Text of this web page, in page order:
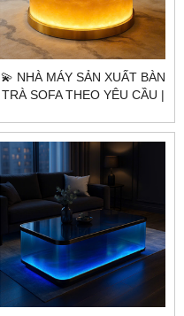
💫 NHÀ MÁY SẢN XUẤT BÀN
TRÀ SOFA THEO YÊU CẦU |
AURORA LUXE